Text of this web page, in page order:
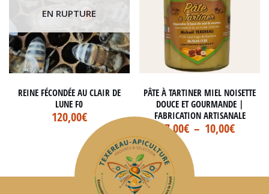
EN RUPTURE
REINE FÉCONDÉE AU CLAIR DE
LUNE F0
120,00€
PÂTE À TARTINER MIEL NOISETTE
DOUCE ET GOURMANDE |
FABRICATION ARTISANALE
7,00€ – 10,00€